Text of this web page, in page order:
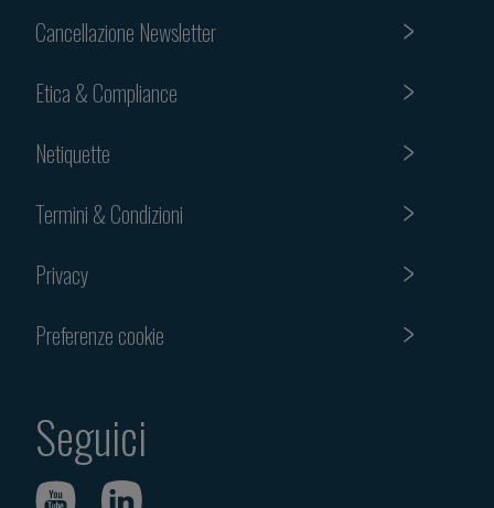
Cancellazione Newsletter
Etica & Compliance
Netiquette
Termini & Condizioni
Privacy
Preferenze cookie
Seguici